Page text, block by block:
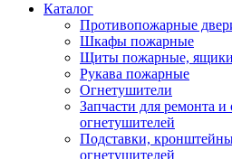
Каталог
Противопожарные
Шкафы пожарные
Щиты пожарные, ящики
Рукава пожарные
Огнетушители
Запчасти для ремонта
огнетушителей
Подставки,
огнетушителей